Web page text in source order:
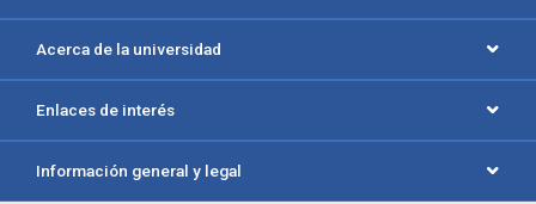
Acerca de la universidad
Enlaces de interés
Información general y legal